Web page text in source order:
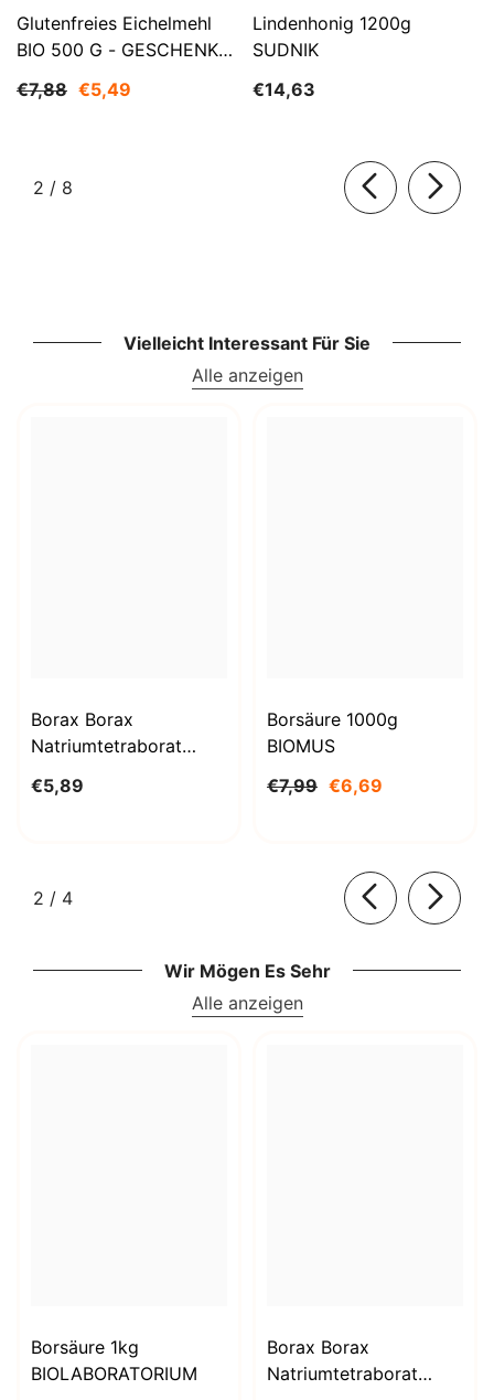
Glutenfreies Eichelmehl
BIO 500 G - GESCHENKE
€7,88 €5,49
Lindenhonig 1200g
SUDNIK
€14,63
2 / von
8
Vielleicht Interessant Für Sie
Alle anzeigen
Borax Borax
Natriumtetraborat
STANLAB
€5,89
Borsäure 1000g
BIOMUS
€7,99 €6,69
2 / von
4
Wir Mögen Es Sehr
Alle anzeigen
Borsäure 1kg
BIOLABORATORIUM
Borax Borax
Natriumtetraborat